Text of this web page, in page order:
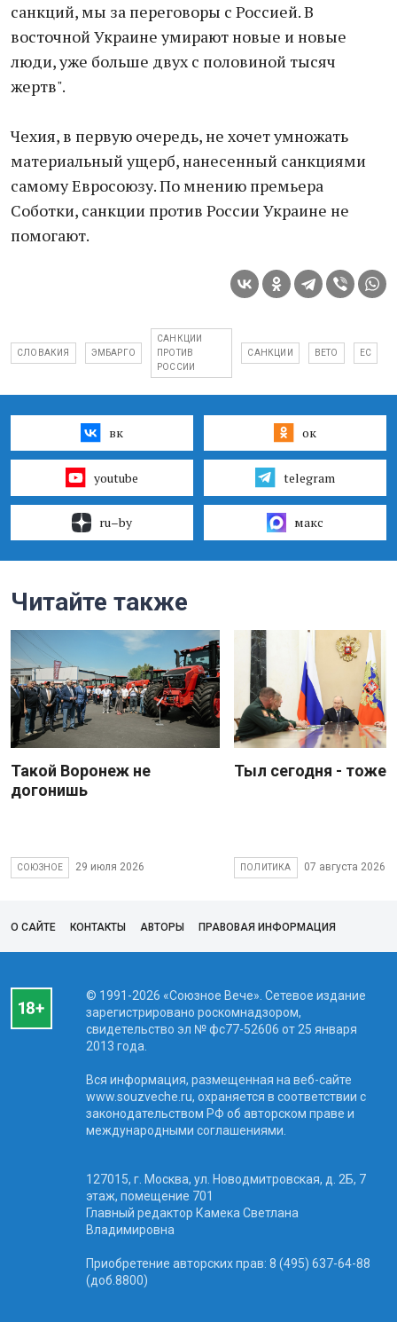
санкций, мы за переговоры с Россией. В
восточной Украине умирают новые и новые
люди, уже больше двух с половиной тысяч
жертв".
Чехия, в первую очередь, не хочет умножать
материальный ущерб, нанесенный санкциями
самому Евросоюзу. По мнению премьера
Соботки, санкции против России Украине не
помогают.
СЛОВАКИЯ ЭМБАРГО
САНКЦИИ
ПРОТИВ
РОССИИ
САНКЦИИ ВЕТО ЕС
вк ок
youtube telegram
ru–by макс
Читайте также
Такой Воронеж не
догонишь
СОЮЗНОЕ 29 июля 2026
Тыл сегодня - тоже
ПОЛИТИКА 07 августа 2026
О САЙТЕ КОНТАКТЫ АВТОРЫ ПРАВОВАЯ ИНФОРМАЦИЯ
© 1991-2026 «Союзное Вече». Сетевое издание
зарегистрировано роскомнадзором,
свидетельство эл № фc77-52606 от 25 января
2013 года.
Вся информация, размещенная на веб-сайте
www.souzveche.ru, охраняется в соответствии с
законодательством РФ об авторском праве и
международными соглашениями.
127015, г. Москва, ул. Новодмитровская, д. 2Б, 7
этаж, помещение 701
Главный редактор Камека Светлана
Владимировна
Приобретение авторских прав: 8 (495) 637-64-88
(доб.8800)